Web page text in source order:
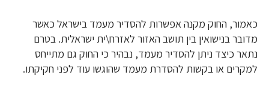
כאמור, החוק מקנה אפשרות להסדיר מעמד בישראל כאשר
מדובר בנישואין בין תושב האזור לאזרח\ית ישראלית. בטרם
נתאר כיצד ניתן להסדיר מעמד, נבהיר כי החוק גם מתייחס
למקרים או בקשות להסדרת מעמד שהוגשו עוד לפני חקיקתו.